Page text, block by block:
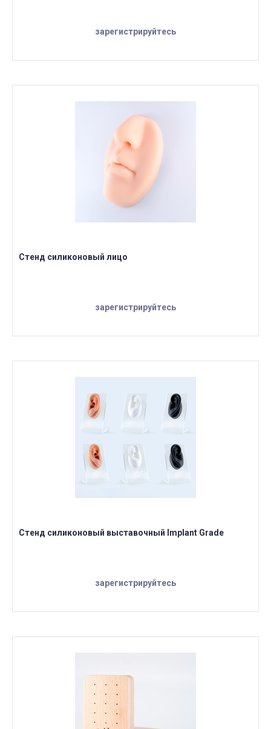
зарегистрируйтесь
Стенд силиконовый лицо
зарегистрируйтесь
Стенд силиконовый выставочный Implant Grade
зарегистрируйтесь